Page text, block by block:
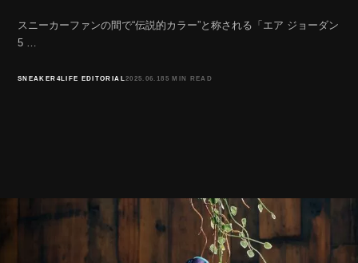
スニーカーファンの間で“伝説的カラー”と称される「エア ジョーダン
5 …
SNEAKER4LIFE EDITORIAL2025.06.18 5 MIN READ